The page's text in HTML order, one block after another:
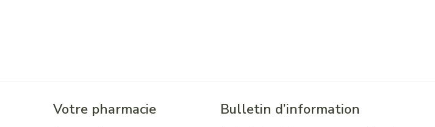
Votre pharmacie Bulletin d’information